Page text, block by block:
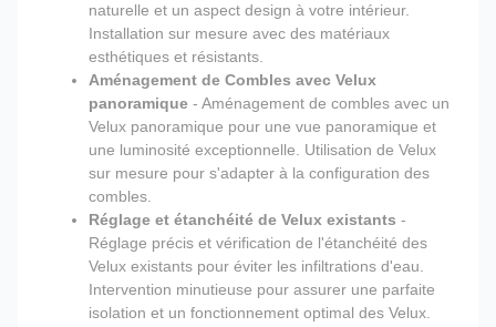
naturelle et un aspect design à votre intérieur.
Installation sur mesure avec des matériaux
esthétiques et résistants.
Aménagement de Combles avec Velux
panoramique - Aménagement de combles avec un
Velux panoramique pour une vue panoramique et
une luminosité exceptionnelle. Utilisation de Velux
sur mesure pour s'adapter à la configuration des
combles.
Réglage et étanchéité de Velux existants -
Réglage précis et vérification de l'étanchéité des
Velux existants pour éviter les infiltrations d'eau.
Intervention minutieuse pour assurer une parfaite
isolation et un fonctionnement optimal des Velux.